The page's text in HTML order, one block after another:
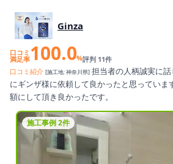
Ginza
口コミ
満足率100.0%評判 11件
口コミ紹介 [施工地: 神奈川県] 担当者の人柄誠実に
にギンザ様に依頼して良かったと思っていま
額にして頂き良かったです。
施工事例 2件